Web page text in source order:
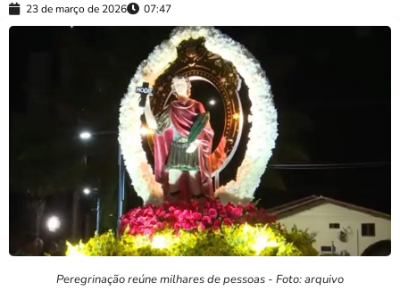
23 de março de 2026 07:47
Peregrinação reúne milhares de pessoas - Foto: arquivo